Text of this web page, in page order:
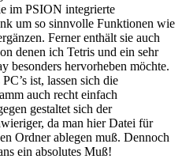
im PSION integrierte
um so sinnvolle Funktionen wie
Ferner enthält sie auch
denen ich Tetris und ein sehr
besonders hervorheben möchte.
ist, lassen sich die
auch recht einfach
gestaltet sich der
da man hier Datei für
Ordner ablegen muß. Dennoch
ein absolutes Muß!